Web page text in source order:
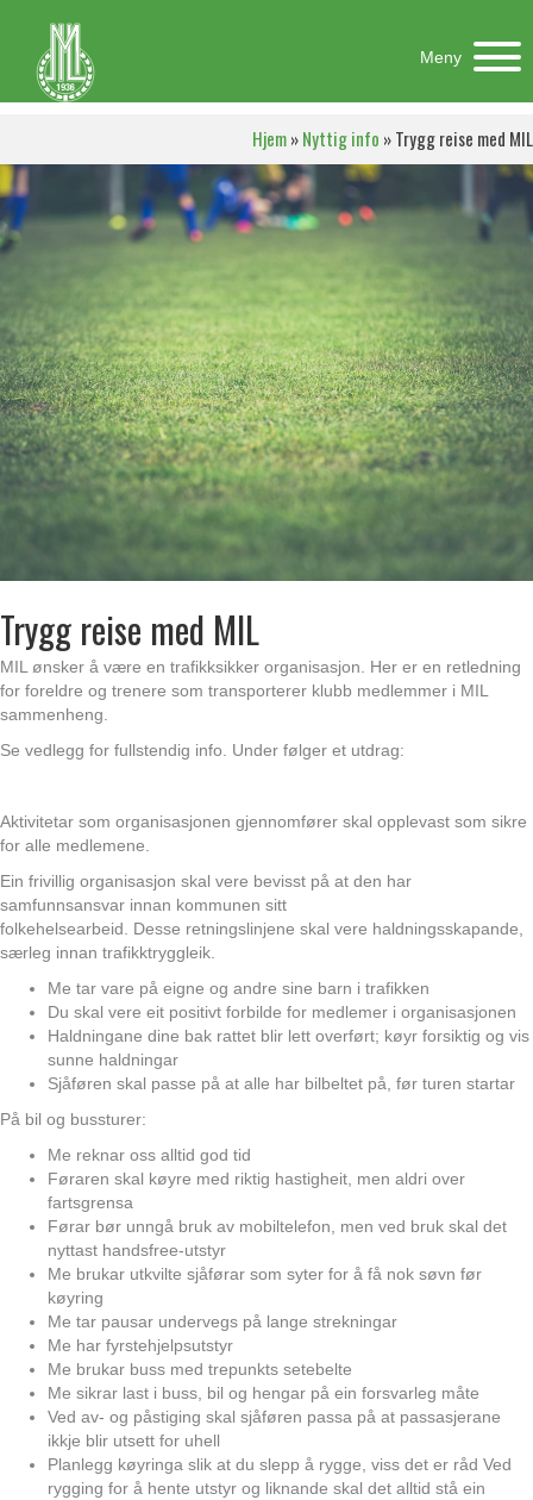
Meny
Hjem»Nyttig info »Trygg reise med MIL
Trygg reise med MIL
MIL ønsker å være en trafikksikker organisasjon. Her er en retledning
for foreldre og trenere som transporterer klubb medlemmer i MIL
sammenheng.
Se vedlegg for fullstendig info. Under følger et utdrag:
Aktivitetar som organisasjonen gjennomfører skal opplevast som sikre
for alle medlemene.
Ein frivillig organisasjon skal vere bevisst på at den har
samfunnsansvar innan kommunen sitt
folkehelsearbeid. Desse retningslinjene skal vere haldningsskapande,
særleg innan trafikktryggleik.
Me tar vare på eigne og andre sine barn i trafikken
Du skal vere eit positivt forbilde for medlemer i organisasjonen
Haldningane dine bak rattet blir lett overført; køyr forsiktig og vis
sunne haldningar
Sjåføren skal passe på at alle har bilbeltet på, før turen startar
På bil og bussturer:
Me reknar oss alltid god tid
Føraren skal køyre med riktig hastigheit, men aldri over
fartsgrensa
Førar bør unngå bruk av mobiltelefon, men ved bruk skal det
nyttast handsfree-utstyr
Me brukar utkvilte sjåførar som syter for å få nok søvn før
køyring
Me tar pausar undervegs på lange strekningar
Me har fyrstehjelpsutstyr
Me brukar buss med trepunkts setebelte
Me sikrar last i buss, bil og hengar på ein forsvarleg måte
Ved av- og påstiging skal sjåføren passa på at passasjerane
ikkje blir utsett for uhell
Planlegg køyringa slik at du slepp å rygge, viss det er råd Ved
rygging for å hente utstyr og liknande skal det alltid stå ein